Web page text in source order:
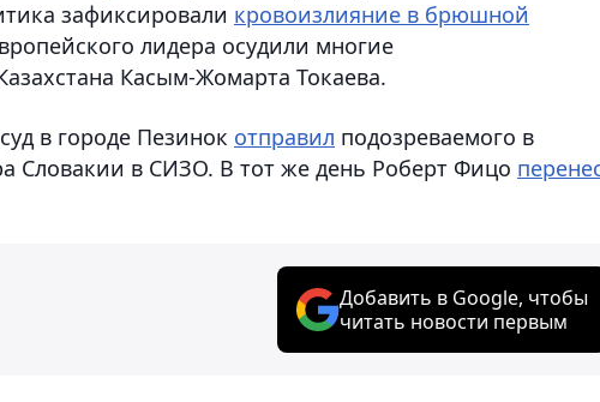
зафиксировали кровоизлияние в брюшной
лидера осудили многие
Касым-Жомарта Токаева.
в городе Пезинок отправил подозреваемого в
Словакии в СИЗО. В тот же день Роберт Фицо
Добавить в Google, чтобы
читать новости первым